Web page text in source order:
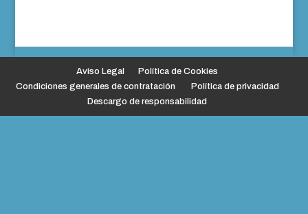
Aviso Legal
Política de Cookies
Condiciones generales de contratación
Política de privacidad
Descargo de responsabilidad